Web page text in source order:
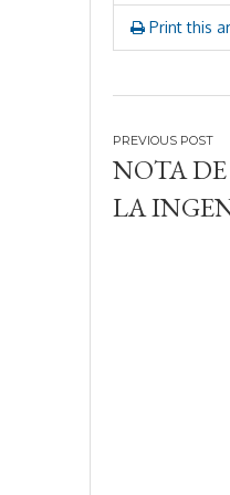
Print this
de
entradas
NOTA
LA